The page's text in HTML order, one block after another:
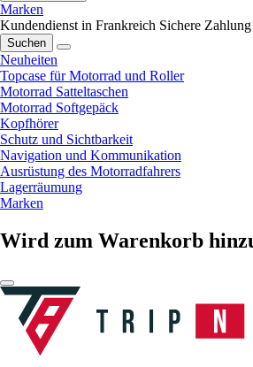
Marken
Kundendienst in Frankreich Sichere Zahlung
Suchen
Neuheiten
Topcase für Motorrad und Roller
Motorrad Satteltaschen
Motorrad Softgepäck
Kopfhörer
Schutz und Sichtbarkeit
Navigation und Kommunikation
Ausrüstung des Motorradfahrers
Lagerräumung
Marken
Wird zum Warenkorb